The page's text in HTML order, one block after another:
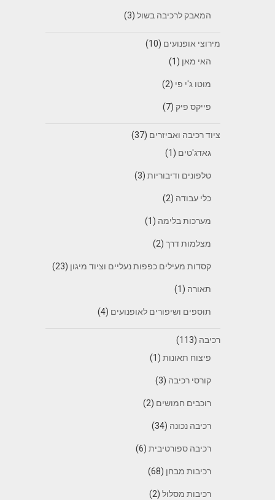
המאבק לרכיבה בשול(3)
מירוצי אופנועים (10)
האי מאן (1)
מוטו ג'י פי (2)
פייקס פיק (7)
ציוד רכיבה ואביזרים (37)
גאדג'טים (1)
טלפונים ודיבוריות(3)
כלי עבודה (2)
מערכות בלימה (1)
מצלמות דרך(2)
קסדות מעילים כפפות נעליים וציוד מיגון (23)
תאורה (1)
תוספים ושיפורים לאופנועים (4)
רכיבה (113)
פיצוח תאונות(1)
קורסי רכיבה (3)
רוכבים חמושים (2)
רכיבה נכונה (34)
רכיבה ספורטיבית(6)
רכיבות מבחן (68)
רכיבות מסלול(2)